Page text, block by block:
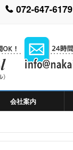
072-647-6179
会社案内